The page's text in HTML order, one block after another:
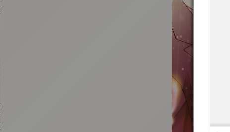
:692.15.692.2:t-vnqp.lunrzsdszk.vn.oi